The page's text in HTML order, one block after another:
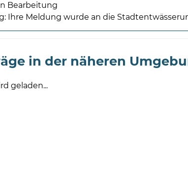
Bearbeitung
Ihre Meldung wurde an die
in der näheren
geladen...